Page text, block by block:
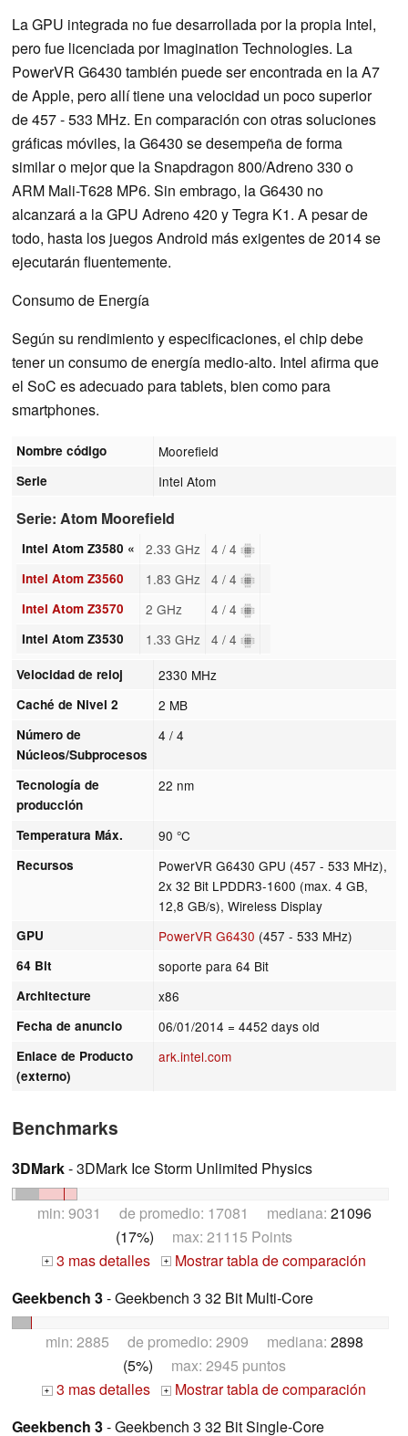
La GPU integrada no fue desarrollada por la propia Intel,
pero fue licenciada por Imagination Technologies. La
PowerVR G6430 también puede ser encontrada en la A7
de Apple, pero allí tiene una velocidad un poco superior
de 457 - 533 MHz. En comparación con otras soluciones
gráficas móviles, la G6430 se desempeña de forma
similar o mejor que la Snapdragon 800/Adreno 330 o
ARM Mali-T628 MP6. Sin embrago, la G6430 no
alcanzará a la GPU Adreno 420 y Tegra K1. A pesar de
todo, hasta los juegos Android más exigentes de 2014 se
ejecutarán fluentemente.
Consumo de Energía
Según su rendimiento y especificaciones, el chip debe
tener un consumo de energía medio-alto. Intel afirma que
el SoC es adecuado para tablets, bien como para
smartphones.
Nombre código Moorefield
Serie Intel Atom
Serie: Atom Moorefield
Intel Atom Z3580 « 2.33 GHz 4 / 4
Intel Atom Z3560 1.83 GHz 4 / 4
Intel Atom Z3570 2 GHz 4 / 4
Intel Atom Z3530 1.33 GHz 4 / 4
Velocidad de reloj 2330 MHz
Caché de Nivel 2 2 MB
Número de
Núcleos/Subprocesos
4 / 4
Tecnología de
producción
22 nm
Temperatura Máx. 90 °C
Recursos
PowerVR G6430 GPU (457 - 533 MHz),
2x 32 Bit LPDDR3-1600 (max. 4 GB,
12,8 GB/s), Wireless Display
GPU PowerVR G6430 (457 - 533 MHz)
64 Bit soporte para 64 Bit
Architecture x86
Fecha de anuncio 06/01/2014 = 4452 days old
Enlace de Producto
(externo)
ark.intel.com
Benchmarks
3DMark- 3DMark Ice Storm Unlimited Physics
min: 9031 de promedio: 17081 mediana: 21096
(17%) max: 21115 Points
+ 3 mas detalles +
Mostrar tabla de comparación
Geekbench 3- Geekbench 3 32 Bit Multi-Core
min: 2885 de promedio: 2909 mediana: 2898
(5%) max: 2945 puntos
+ 3 mas detalles +
Mostrar tabla de comparación
Geekbench 3- Geekbench 3 32 Bit Single-Core